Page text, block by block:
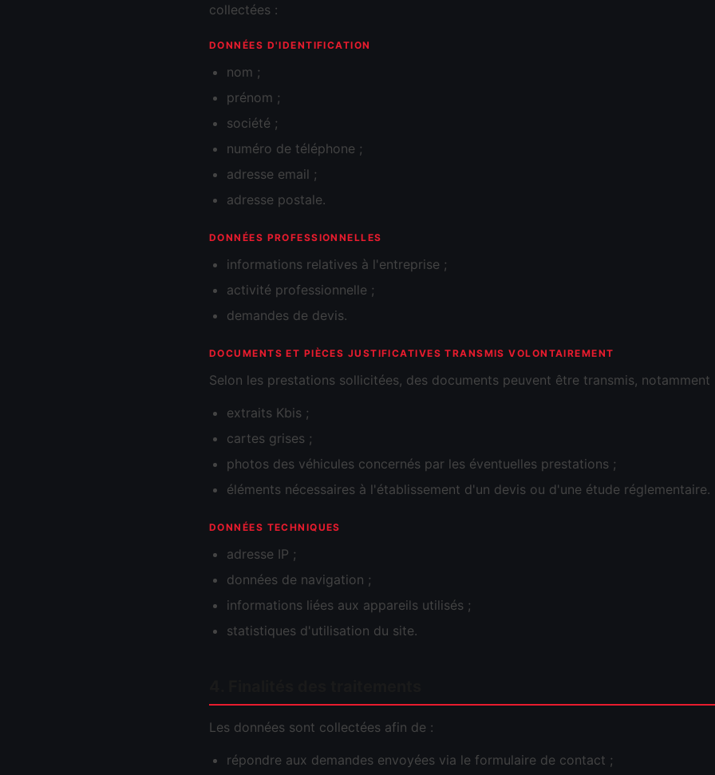
collectées :
DONNÉES D'IDENTIFICATION
nom ;
prénom ;
société ;
numéro de téléphone ;
adresse email ;
adresse postale.
DONNÉES PROFESSIONNELLES
informations relatives à l'entreprise ;
activité professionnelle ;
demandes de devis.
DOCUMENTS ET PIÈCES JUSTIFICATIVES TRANSMIS VOLONTAIREMENT
Selon les prestations sollicitées, des documents peuvent être transmis, notamment
extraits Kbis ;
cartes grises ;
photos des véhicules concernés par les éventuelles prestations ;
éléments nécessaires à l'établissement d'un devis ou d'une étude réglementaire.
DONNÉES TECHNIQUES
adresse IP ;
données de navigation ;
informations liées aux appareils utilisés ;
statistiques d'utilisation du site.
Les données sont collectées afin de :
répondre aux demandes envoyées via le formulaire de contact ;